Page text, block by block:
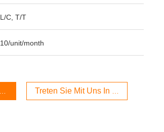
L/C, T/T
10/unit/month
Treten Sie Mit Uns In Verbindung